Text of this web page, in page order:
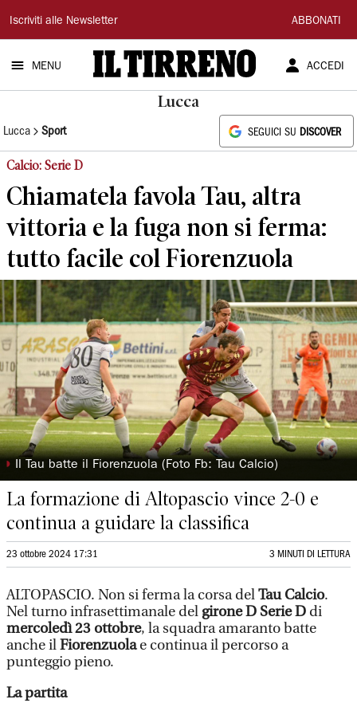
Il
Tirreno
Iscriviti alle Newsletter ABBONATI
MENU ACCEDI
Lucca
Lucca Sport SEGUICI SU DISCOVER
Calcio: Serie D
Chiamatela favola Tau, altra
vittoria e la fuga non si ferma:
tutto facile col Fiorenzuola
◗ Il Tau batte il Fiorenzuola (Foto Fb: Tau Calcio)
La formazione di Altopascio vince 2-0 e
continua a guidare la classifica
23 ottobre 2024 17:31 3 MINUTI DI LETTURA
ALTOPASCIO. Non si ferma la corsa delTau Calcio.
Nel turno infrasettimanale del girone D Serie D di
mercoledì 23 ottobre, la squadra amaranto batte
anche ilFiorenzuolae continua il percorso a
punteggio pieno.
La partita